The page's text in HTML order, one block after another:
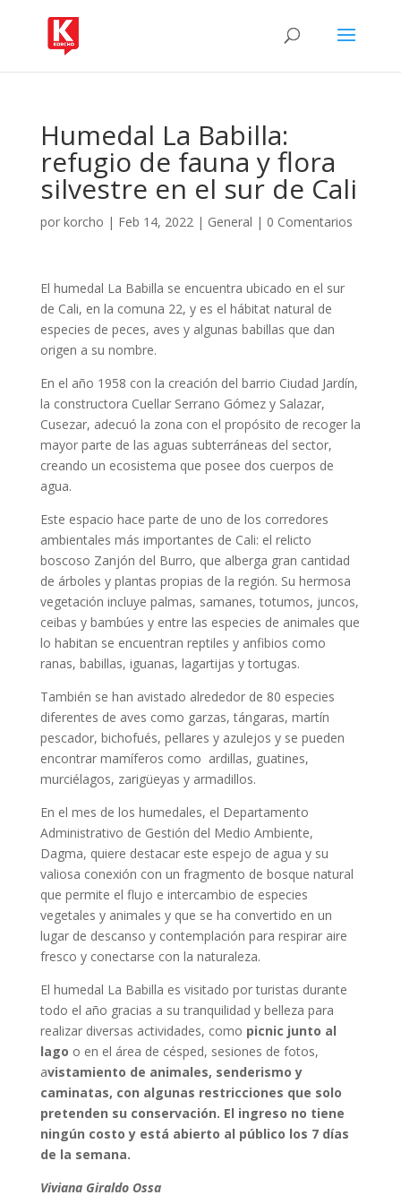
Humedal La Babilla:
refugio de fauna y flora
silvestre en el sur de Cali
por korcho | Feb 14, 2022| General | 0 Comentarios
El humedal La Babilla se encuentra ubicado en el sur
de Cali, en la comuna 22, y es el hábitat natural de
especies de peces, aves y algunas babillas que dan
origen a su nombre.
En el año 1958 con la creación del barrio Ciudad Jardín,
la constructora Cuellar Serrano Gómez y Salazar,
Cusezar, adecuó la zona con el propósito de recoger la
mayor parte de las aguas subterráneas del sector,
creando un ecosistema que posee dos cuerpos de
agua.
Este espacio hace parte de uno de los corredores
ambientales más importantes de Cali: el relicto
boscoso Zanjón del Burro, que alberga gran cantidad
de árboles y plantas propias de la región. Su hermosa
vegetación incluye palmas, samanes, totumos, juncos,
ceibas y bambúes y entre las especies de animales que
lo habitan se encuentran reptiles y anfibios como
ranas, babillas, iguanas, lagartijas y tortugas.
También se han avistado alrededor de 80 especies
diferentes de aves como garzas, tángaras, martín
pescador, bichofués, pellares y azulejos y se pueden
encontrar mamíferos como ardillas, guatines,
murciélagos, zarigüeyas y armadillos.
En el mes de los humedales, el Departamento
Administrativo de Gestión del Medio Ambiente,
Dagma, quiere destacar este espejo de agua y su
valiosa conexión con un fragmento de bosque natural
que permite el flujo e intercambio de especies
vegetales y animales y que se ha convertido en un
lugar de descanso y contemplación para respirar aire
fresco y conectarse con la naturaleza.
El humedal La Babilla es visitado por turistas durante
todo el año gracias a su tranquilidad y belleza para
realizar diversas actividades, como picnic junto al
lago o en el área de césped, sesiones de fotos,
avistamiento de animales, senderismo y
caminatas, con algunas restricciones que solo
pretenden su conservación. El ingreso no tiene
ningún costo y está abierto al público los 7 días
de la semana.
Viviana Giraldo Ossa